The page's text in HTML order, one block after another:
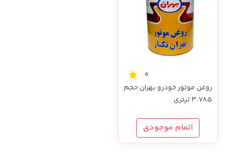
0
روغن موتور خودرو بهران حجم
3.785 لیتری
اتمام موجودی